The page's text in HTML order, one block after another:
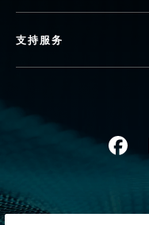
支持服务
图像